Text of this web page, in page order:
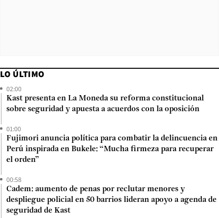
LO ÚLTIMO
02:00
Kast presenta en La Moneda su reforma constitucional
sobre seguridad y apuesta a acuerdos con la oposición
01:00
Fujimori anuncia política para combatir la delincuencia en
Perú inspirada en Bukele: “Mucha firmeza para recuperar
el orden”
00:58
Cadem: aumento de penas por reclutar menores y
despliegue policial en 50 barrios lideran apoyo a agenda de
seguridad de Kast